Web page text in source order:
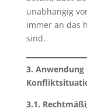
unabhängig
immer an das
sind.
3.
3.1.